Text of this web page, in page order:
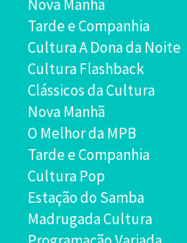
Nova Manhã
Tarde e Companhia
Cultura A Dona da Noite
Cultura Flashback
Clássicos da Cultura
Nova Manhã
O Melhor da MPB
Tarde e Companhia
Cultura Pop
Estação do Samba
Madrugada Cultura